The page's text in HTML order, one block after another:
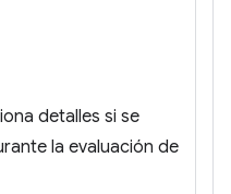
detalles si se
la evaluación de